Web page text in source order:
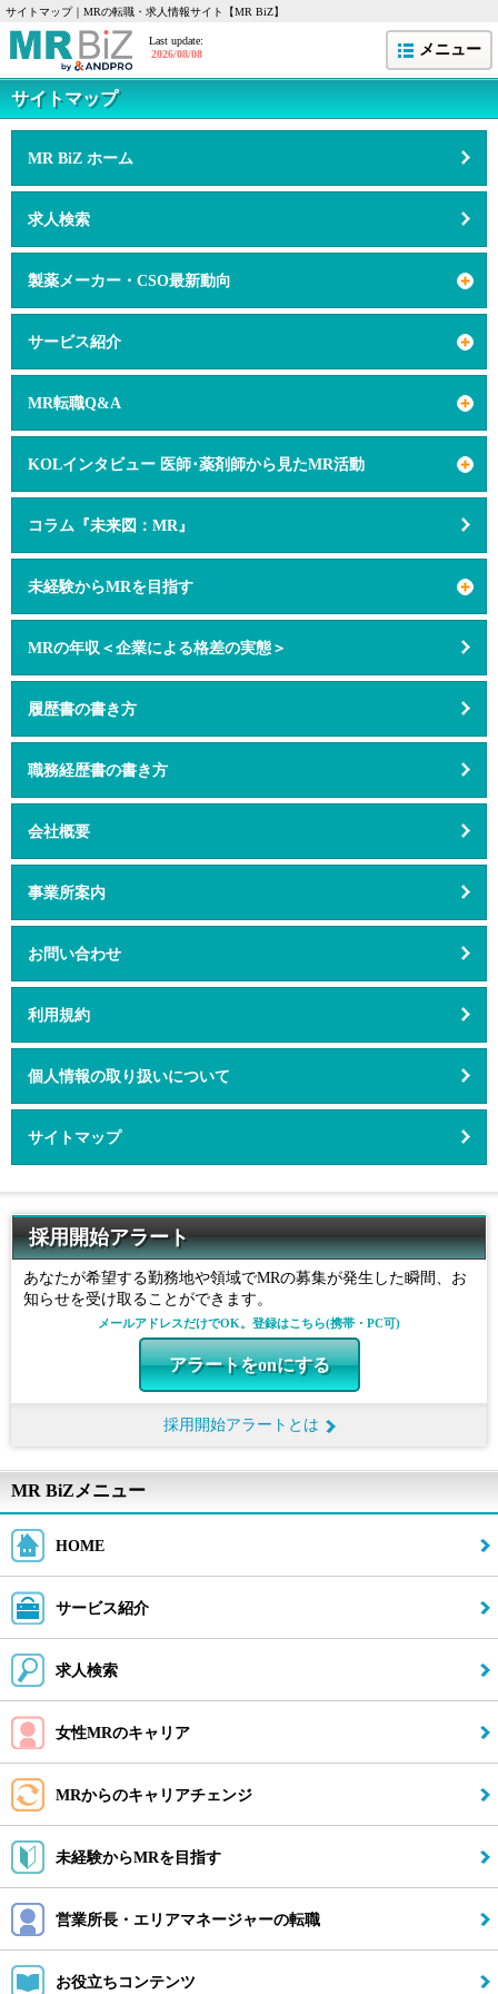
サイトマップ｜MRの転職・求人情報サイト【MR BiZ】
メニュー 閉じる
HOME
サービス紹介
求人検索
女性MRのキャリア
MRからのキャリアチェンジ
未経験からMRを目指す
営業所長・エリアマネージャーの転職
お役立ちコンテンツ
転職ネゴシエーション
行きたい企業に希望の条件で転職。交渉力と情報力に特化した転
職支援サービス。
転職ネゴシエーションを依頼する(無料)
転職ネゴシエーションとは
採用開始アラート
気になる会社でMRの募集が発生した瞬間、お知らせを受け取る
ことができます。
メールアドレスだけでOK。登録はこちら(携帯・PC可)
アラートをonにする
Last update:
2026/08/08
メニュー
サイトマップ
MR BiZ ホーム
求人検索
製薬メーカー・CSO最新動向
サービス紹介
MR転職Q&A
KOLインタビュー 医師･薬剤師から見たMR活動
コラム『未来図：MR』
未経験からMRを目指す
MRの年収＜企業による格差の実態＞
履歴書の書き方
職務経歴書の書き方
会社概要
事業所案内
お問い合わせ
利用規約
個人情報の取り扱いについて
サイトマップ
採用開始アラート
あなたが希望する勤務地や領域でMRの募集が発生した瞬間、お
知らせを受け取ることができます。
メールアドレスだけでOK。登録はこちら(携帯・PC可)
アラートをonにする
採用開始アラートとは
MR BiZメニュー
HOME
サービス紹介
求人検索
女性MRのキャリア
MRからのキャリアチェンジ
未経験からMRを目指す
営業所長・エリアマネージャーの転職
お役立ちコンテンツ